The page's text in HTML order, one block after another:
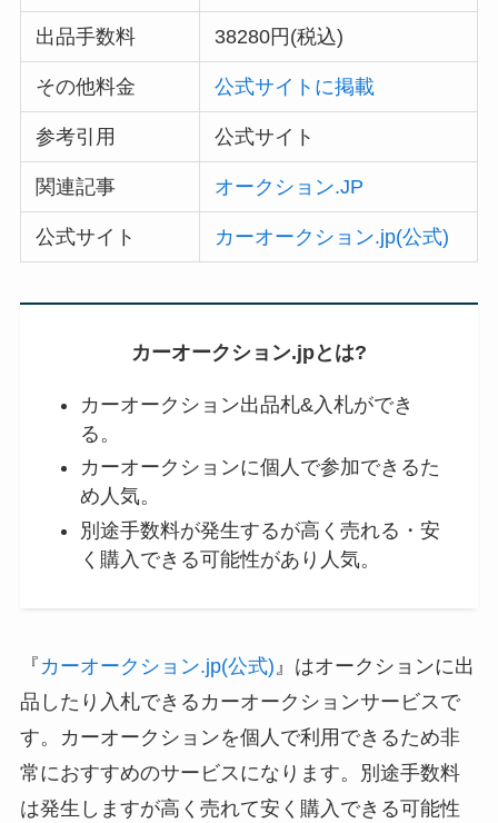
出品手数料 38280円(税込)
その他料金 公式サイトに掲載
参考引用 公式サイト
関連記事 オークション.JP
公式サイト カーオークション.jp(公式)
カーオークション.jpとは?
カーオークション出品札&入札ができ
る。
カーオークションに個人で参加できるた
め人気。
別途手数料が発生するが高く売れる・安
く購入できる可能性があり人気。
『 カーオークション.jp(公式) 』はオークションに出
品したり入札できるカーオークションサービスで
す。カーオークションを個人で利用できるため非
常におすすめのサービスになります。別途手数料
は発生しますが高く売れて安く購入できる可能性